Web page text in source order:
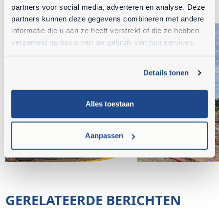
partners voor social media, adverteren en analyse. Deze
partners kunnen deze gegevens combineren met andere
informatie die u aan ze heeft verstrekt of die ze hebben
verzameld op basis van uw gebruik van hun services.
Details tonen
Alles toestaan
Aanpassen
GERELATEERDE BERICHTEN